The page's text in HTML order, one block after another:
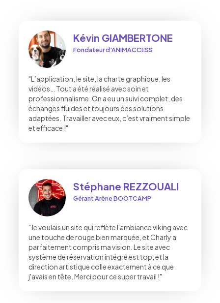
Kévin GIAMBERTONE
Fondateur d'ANIMACCESS
"L’application, le site, la charte graphique, les
vidéos… Tout a été réalisé avec soin et
professionnalisme. On a eu un suivi complet, des
échanges fluides et toujours des solutions
adaptées. Travailler avec eux, c’est vraiment simple
et efficace !"
Stéphane REZZOUALI
Gérant Arène BOOTCAMP
"Je voulais un site qui reflète l'ambiance viking avec
une touche de rouge bien marquée, et Charly a
parfaitement compris ma vision. Le site avec
système de réservation intégré est top, et la
direction artistique colle exactement à ce que
j'avais en tête. Merci pour ce super travail !"